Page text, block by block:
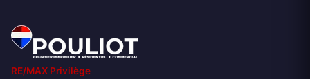
RE/MAX Privilège